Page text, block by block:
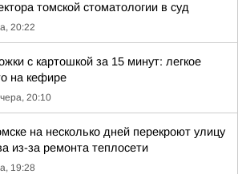
томской стоматологии в суд
20:22
с картошкой за 15 минут: легкое
на кефире
20:10
на несколько дней перекроют улицу
из-за ремонта теплосети
19:28